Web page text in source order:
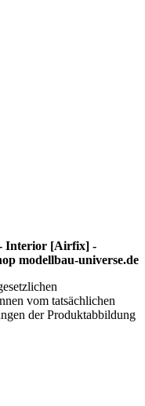
- Interior [Airfix] -
modellbau-universe.de
vom tatsächlichen
der Produktabbildung